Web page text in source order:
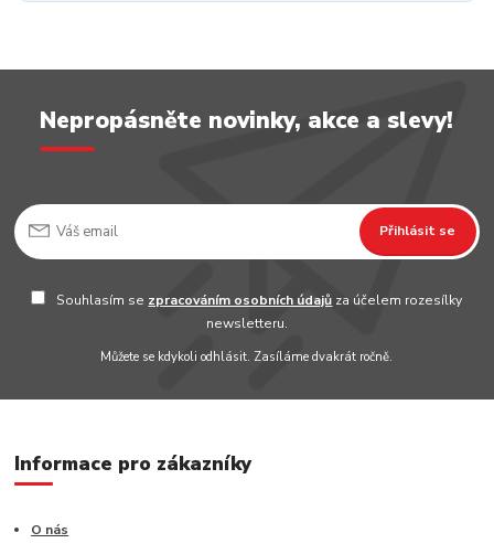
Nepropásněte novinky, akce a slevy!
Přihlásit se
Souhlasím se zpracováním osobních údajů za účelem rozesílky
newsletteru.
Můžete se kdykoli odhlásit. Zasíláme dvakrát ročně.
Informace pro zákazníky
O nás